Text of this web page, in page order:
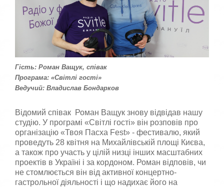
в
а
ч
:
5
/
5
т
а
в
т
ц
і
н
к
у
Гість: Роман Ващук, співак
Програма: «Світлі гості»
Ведучий: Владислав Бондарков
Відомий співак Роман Ващук знову відвідав нашу
студію. У програмі «Світлі гості» він розповів про
організацію «Твоя Пасха Fest» - фестивалю, який
проведуть 28 квітня на Михайлівській площі Києва,
а також про участь у цілій низці інших масштабних
проектів в Україні і за кордоном. Роман відповів, чи
не стомлюється він від активної концертно-
гастрольної діяльності і що надихає його на